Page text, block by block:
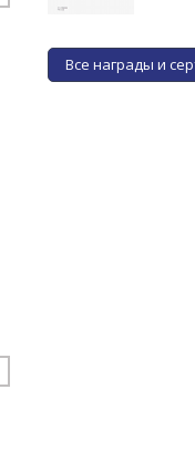
Все награды и